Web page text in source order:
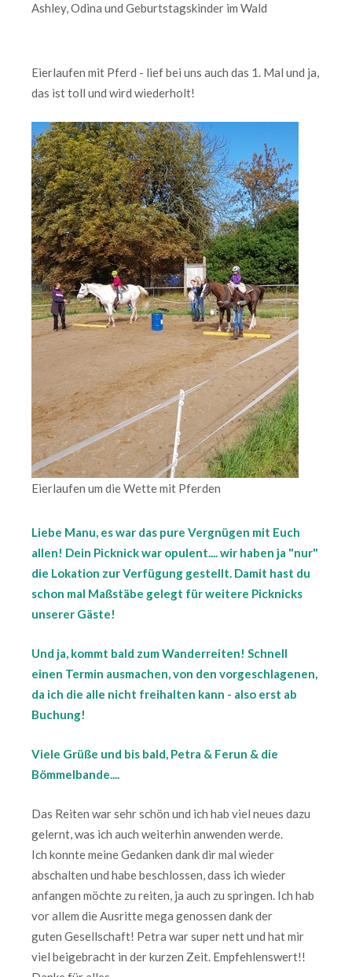
Ashley, Odina und Geburtstagskinder im Wald
Eierlaufen mit Pferd - lief bei uns auch das 1. Mal und ja,
das ist toll und wird wiederholt!
Eierlaufen um die Wette mit Pferden
Liebe Manu, es war das pure Vergnügen mit Euch
allen! Dein Picknick war opulent.... wir haben ja "nur"
die Lokation zur Verfügung gestellt. Damit hast du
schon mal Maßstäbe gelegt für weitere Picknicks
unserer Gäste!
Und ja, kommt bald zum Wanderreiten! Schnell
einen Termin ausmachen, von den vorgeschlagenen,
da ich die alle nicht freihalten kann - also erst ab
Buchung!
Viele Grüße und bis bald, Petra & Ferun & die
Bömmelbande....
Das Reiten war sehr schön und ich hab viel neues dazu
gelernt, was ich auch weiterhin anwenden werde.
Ich konnte meine Gedanken dank dir mal wieder
abschalten und habe beschlossen, dass ich wieder
anfangen möchte zu reiten, ja auch zu springen. Ich hab
vor allem die Ausritte mega genossen dank der
guten Gesellschaft! Petra war super nett und hat mir
viel beigebracht in der kurzen Zeit. Empfehlenswert!!